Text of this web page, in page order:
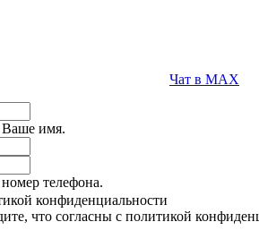
Чат в MAX
Ваше имя.
телефона.
конфиденциальности
что согласны с политикой